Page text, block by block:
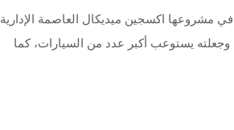
مشروعها اكسجين ميديكال العاصمة الإدارية
يستوعب أكبر عدد من السيارات، كما